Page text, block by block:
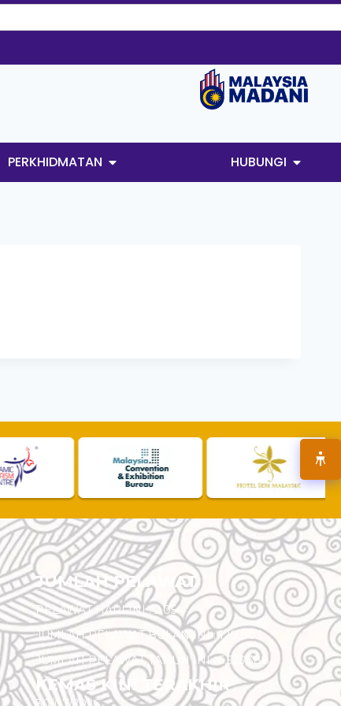
PERKHIDMATAN HUBUNGI
JUMLAH PELAWAT
PELAWAT HARI INI : 2,054
JUMLAH PELAWAT BULAN INI : 120,803
JUMLAH PELAWAT TAHUN INI : 5,523,388
KEMAS KINI TERAKHIR